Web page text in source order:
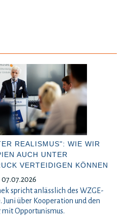
REALISMUS": WIE WIR
AUCH UNTER
VERTEIDIGEN KÖNNEN
07.07.2026
spricht anlässlich des WZGE-
Juni über Kooperation und den
mit Opportunismus.